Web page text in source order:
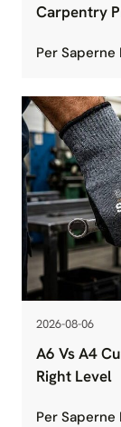
Carpentry
Per Saperne
2026-08-06
A6 Vs A4
Right Level
Per Saperne